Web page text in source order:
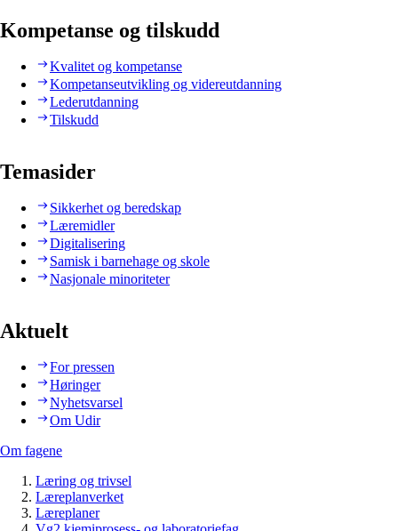
Kompetanse og tilskudd
Kvalitet og kompetanse
Kompetanseutvikling og videreutdanning
Lederutdanning
Tilskudd
Temasider
Sikkerhet og beredskap
Læremidler
Digitalisering
Samisk i barnehage og skole
Nasjonale minoriteter
Aktuelt
For pressen
Høringer
Nyhetsvarsel
Om Udir
Om fagene
Læring og trivsel
Læreplanverket
Læreplaner